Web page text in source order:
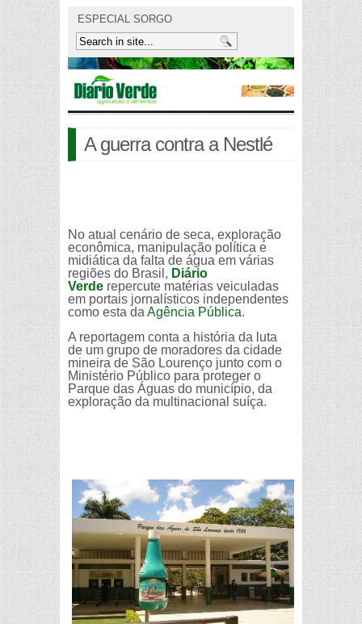
ESPECIAL SORGO
A guerra contra a Nestlé
No atual cenário de seca, exploração
econômica, manipulação política e
midiática da falta de água em várias
regiões do Brasil, Diário
Verde repercute matérias veiculadas
em portais jornalísticos independentes
como esta da Agência Pública.
A reportagem conta a história da luta
de um grupo de moradores da cidade
mineira de São Lourenço junto com o
Ministério Público para proteger o
Parque das Águas do município, da
exploração da multinacional suíça.